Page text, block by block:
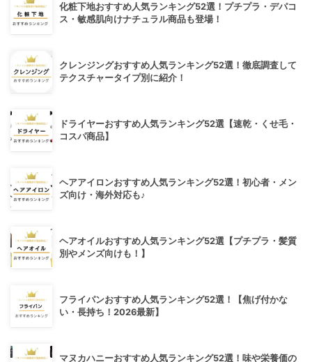
化粧下地おすすめ人気ランキング52選！プチプラ・デパコ
ス・敏感肌向けナチュラル商品も登場！
クレンジングおすすめ人気ランキング52選！徹底調査して
テクスチャータイプ別に紹介！
ドライヤーおすすめ人気ランキング52選【速乾・くせ毛・
コスパ商品】
ヘアアイロンおすすめ人気ランキング52選！初心者・メン
ズ向け・海外対応も♪
ヘアオイルおすすめ人気ランキング52選【プチプラ・髪質
別やメンズ向けも！】
フライパンおすすめ人気ランキング52選！【焦げ付かな
い・長持ち！2026最新】
マヌカハニーおすすめ人気ランキング52選！味や栄養価の